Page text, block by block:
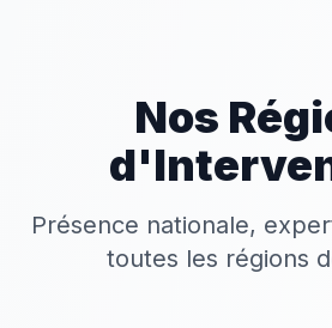
Nos
Présence nationale,
toutes les régions